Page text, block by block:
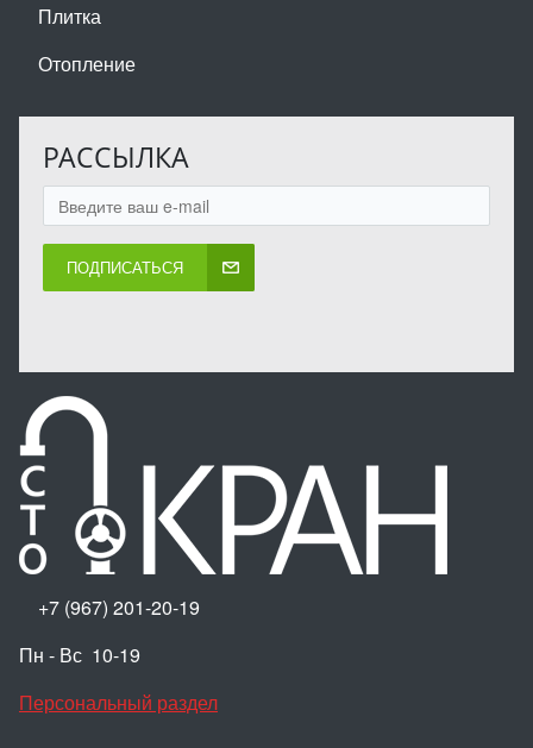
Плитка
Отопление
РАССЫЛКА
ПОДПИСАТЬСЯ
+7 (967) 201-20-19
Пн - Вс 10-19
Персональный раздел